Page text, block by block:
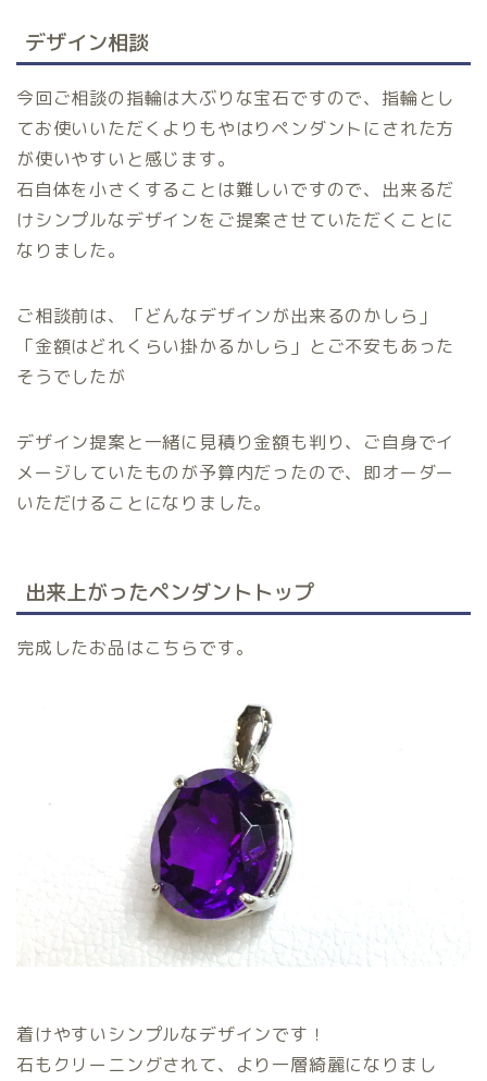
デザイン相談
今回ご相談の指輪は大ぶりな宝石ですので、指輪とし
てお使いいただくよりもやはりペンダントにされた方
が使いやすいと感じます。
石自体を小さくすることは難しいですので、出来るだ
けシンプルなデザインをご提案させていただくことに
なりました。
ご相談前は、「どんなデザインが出来るのかしら」
「金額はどれくらい掛かるかしら」とご不安もあった
そうでしたが
デザイン提案と一緒に見積り金額も判り、ご自身でイ
メージしていたものが予算内だったので、即オーダー
いただけることになりました。
出来上がったペンダントトップ
完成したお品はこちらです。
着けやすいシンプルなデザインです！
石もクリーニングされて、より一層綺麗になりまし